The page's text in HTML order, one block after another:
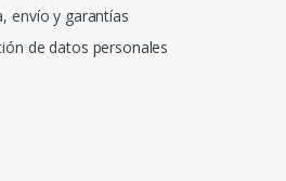
envío y garantías
de datos personales